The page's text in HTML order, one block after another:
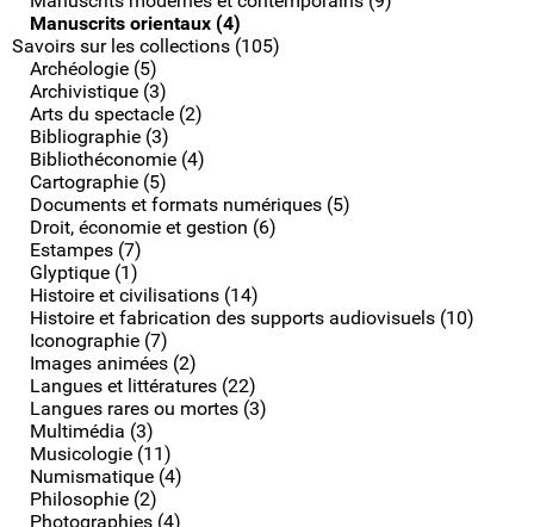
Manuscrits orientaux (4)
Savoirs sur les collections (105)
Archéologie (5)
Archivistique (3)
Arts du spectacle (2)
Bibliographie (3)
Bibliothéconomie (4)
Cartographie (5)
Documents et formats numériques (5)
Droit, économie et gestion (6)
Estampes (7)
Glyptique (1)
Histoire et civilisations (14)
Histoire et fabrication des supports audiovisuels (10)
Iconographie (7)
Images animées (2)
Langues et littératures (22)
Langues rares ou mortes (3)
Multimédia (3)
Musicologie (11)
Numismatique (4)
Philosophie (2)
Photographies (4)